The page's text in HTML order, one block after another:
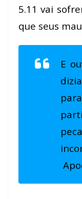
5.11 vai
que seus
E